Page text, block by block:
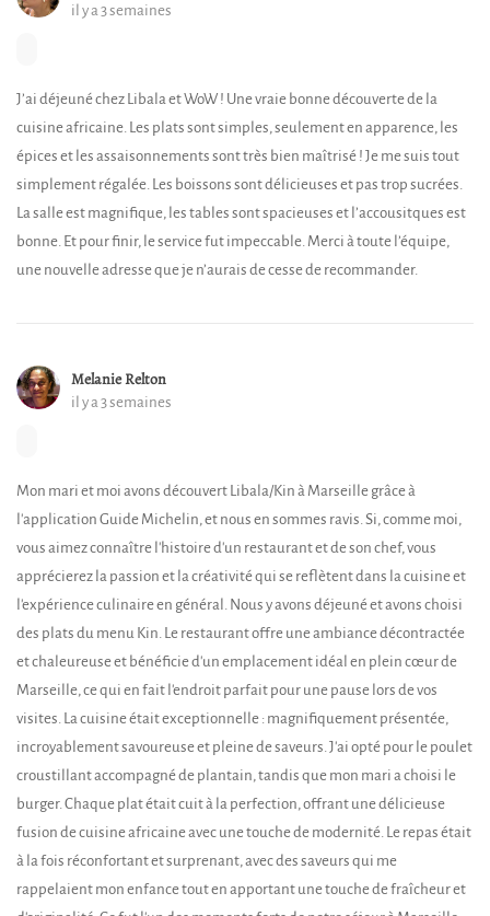
il y a 3 semaines
J’ai déjeuné chez Libala et WoW ! Une vraie bonne découverte de la
cuisine africaine. Les plats sont simples, seulement en apparence, les
épices et les assaisonnements sont très bien maîtrisé ! Je me suis tout
simplement régalée. Les boissons sont délicieuses et pas trop sucrées.
La salle est magnifique, les tables sont spacieuses et l’accousitques est
bonne. Et pour finir, le service fut impeccable. Merci à toute l’équipe,
une nouvelle adresse que je n’aurais de cesse de recommander.
Melanie Relton
il y a 3 semaines
Mon mari et moi avons découvert Libala/Kin à Marseille grâce à
l'application Guide Michelin, et nous en sommes ravis. Si, comme moi,
vous aimez connaître l'histoire d'un restaurant et de son chef, vous
apprécierez la passion et la créativité qui se reflètent dans la cuisine et
l'expérience culinaire en général. Nous y avons déjeuné et avons choisi
des plats du menu Kin. Le restaurant offre une ambiance décontractée
et chaleureuse et bénéficie d'un emplacement idéal en plein cœur de
Marseille, ce qui en fait l'endroit parfait pour une pause lors de vos
visites. La cuisine était exceptionnelle : magnifiquement présentée,
incroyablement savoureuse et pleine de saveurs. J'ai opté pour le poulet
croustillant accompagné de plantain, tandis que mon mari a choisi le
burger. Chaque plat était cuit à la perfection, offrant une délicieuse
fusion de cuisine africaine avec une touche de modernité. Le repas était
à la fois réconfortant et surprenant, avec des saveurs qui me
rappelaient mon enfance tout en apportant une touche de fraîcheur et